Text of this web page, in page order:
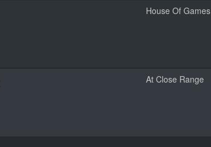
House Of Games
At Close Range